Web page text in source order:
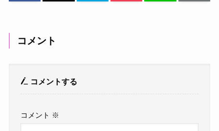
コメント
コメントする
コメント ※